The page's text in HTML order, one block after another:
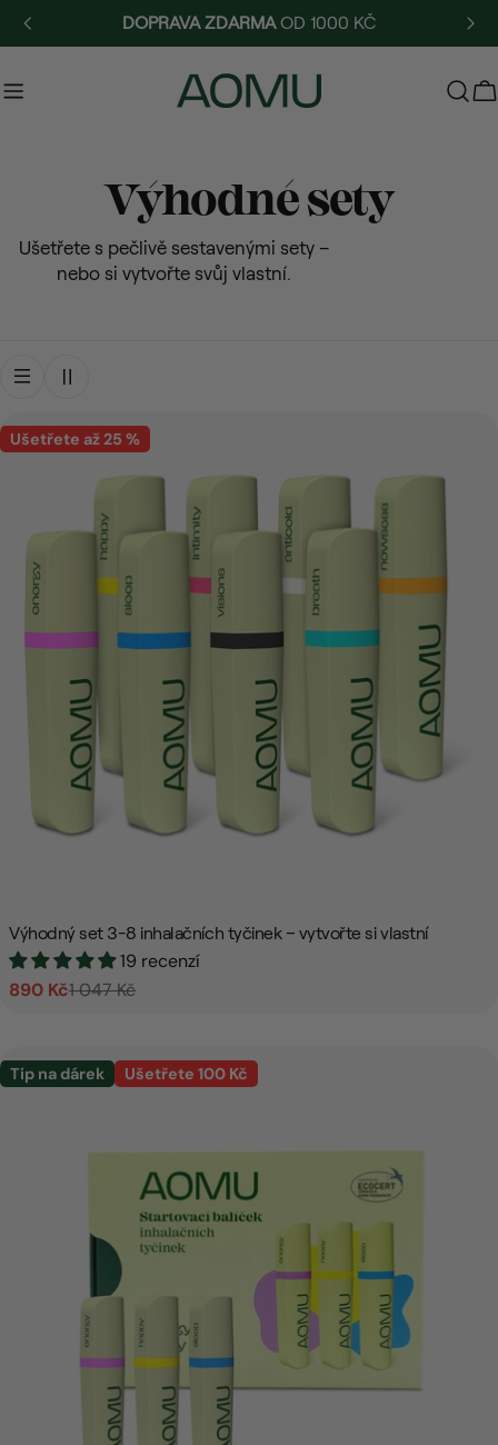
Přejít
DOPRAVA ZDARMAOD 1000 KČ
S
b
k
a
:
Výhodné sety
Ušetřete s pečlivě sestavenými sety –
nebo si vytvořte svůj vlastní.
Ušetřete až 25 %
Výhodný set 3-8 inhalačních tyčinek – vytvořte si vlastní
19 recenzí
Prodejní
890 Kč
Běžná 1 047 Kč
Tip na dárek Ušetřete 100 Kč